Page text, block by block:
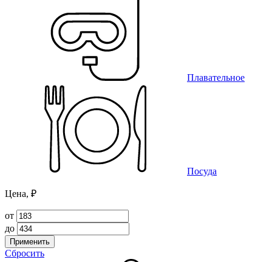
Плавательное
Посуда
Цена, ₽
от
до
Применить
Сбросить